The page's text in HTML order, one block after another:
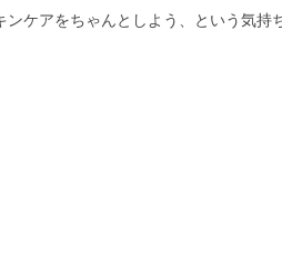
ケアをちゃんとしよう、という気持